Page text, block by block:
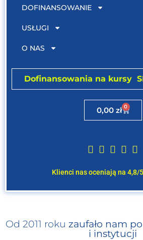
DOFINANSOWANIE
USŁUGI
O NAS
Dofinansowania na kursy
0,00 zł 0
    
Klienci nas oceniają na 4,8/
Od 2011 roku zaufało nam
i instytucji